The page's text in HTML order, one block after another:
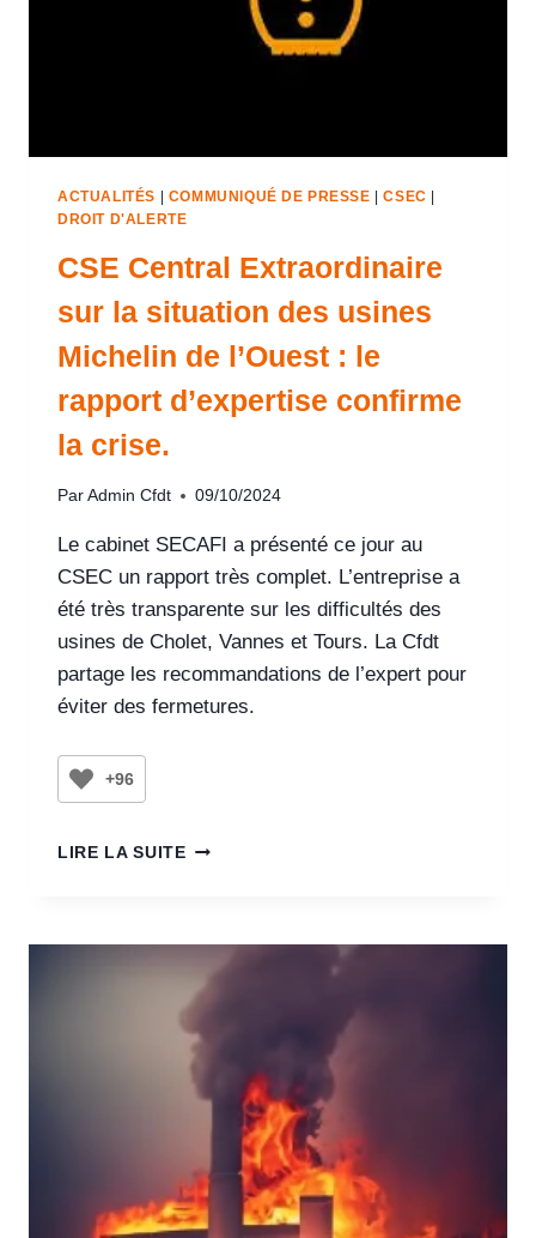
ACTUALITÉS | COMMUNIQUÉ DE PRESSE |CSEC |
DROIT D'ALERTE
CSE Central Extraordinaire
sur la situation des usines
Michelin de l’Ouest : le
rapport d’expertise confirme
la crise.
Par Admin Cfdt 09/10/2024
Le cabinet SECAFI a présenté ce jour au
CSEC un rapport très complet. L’entreprise a
été très transparente sur les difficultés des
usines de Cholet, Vannes et Tours. La Cfdt
partage les recommandations de l’expert pour
éviter des fermetures.
+96
LIRE LA SUITE